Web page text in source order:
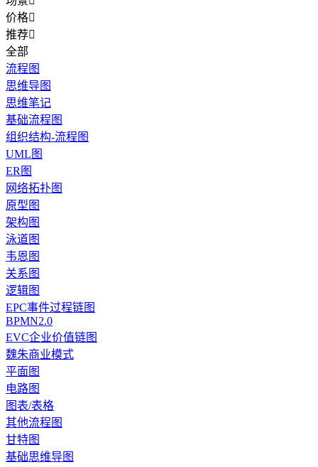
价格
推荐
全部
流程图
思维导图
思维笔记
基础流程图
组织结构-流程图
UML图
ER图
网络拓扑图
原型图
架构图
泳道图
韦恩图
关系图
逻辑图
EPC事件过程链图
BPMN2.0
EVC企业价值链图
魏朱商业模式
平面图
电路图
图表/表格
其他流程图
甘特图
基础思维导图